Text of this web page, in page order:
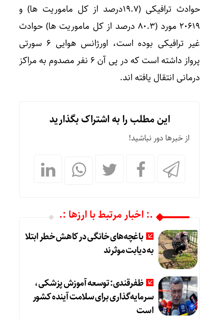
حوادث ترافیکی (۱۹.۷درصد از کل ماموریت ها) و
۲۰۶۱۹ مورد (۸۰.۳ درصد از کل ماموریت ها) حوادث
غیر ترافیکی بوده است، اورژانس هوایی ۶ سورتی
پرواز داشته است که در پی آن ۶ نفر مصدوم به مراکز
درمانی انتقال یافته اند.
این مطلب را به اشتراک بگذارید
از خبرها دور نباشید!
.: اخبار مرتبط با ارزها :.
باغچه‌های خانگی در کاهش خطر ابتلا
به دیابت موثرند
ظفرقندی: توسعه آموزش پزشکی،
سرمایه‌گذاری برای سلامت آینده کشور
است